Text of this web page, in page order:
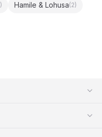
) Hamile & Lohusa(2)